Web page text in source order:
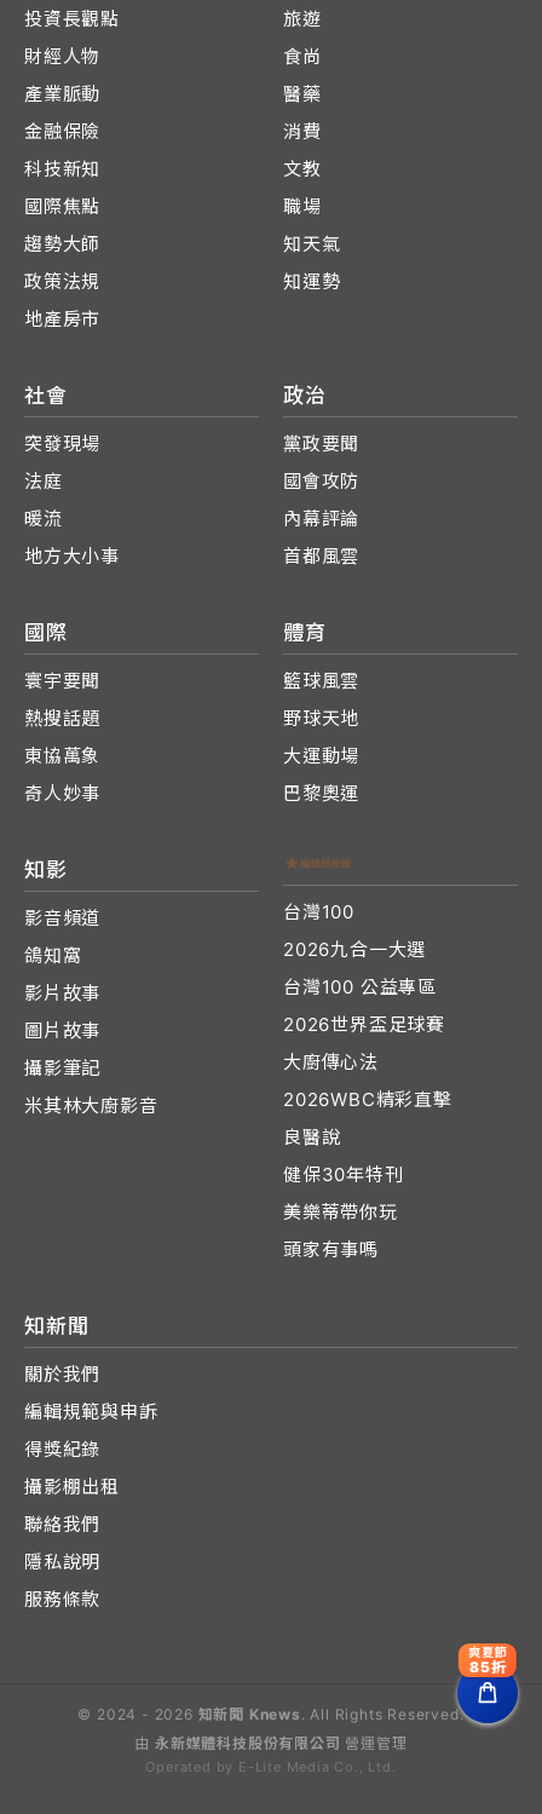
投資長觀點
財經人物
產業脈動
金融保險
科技新知
國際焦點
趨勢大師
政策法規
地產房市
旅遊
食尚
醫藥
消費
文教
職場
知天氣
知運勢
社會
突發現場
法庭
暖流
地方大小事
政治
黨政要聞
國會攻防
內幕評論
首都風雲
國際
寰宇要聞
熱搜話題
東協萬象
奇人妙事
體育
籃球風雲
野球天地
大運動場
巴黎奧運
知影
影音頻道
鴿知窩
影片故事
圖片故事
攝影筆記
米其林大廚影音
台灣100
2026九合一大選
台灣100 公益專區
2026世界盃足球賽
大廚傳心法
2026WBC精彩直擊
良醫說
健保30年特刊
美樂蒂帶你玩
頭家有事嗎
知新聞
關於我們
編輯規範與申訴
得獎紀錄
攝影棚出租
聯絡我們
隱私說明
服務條款
© 2024 - 2026 知新聞 Knews . All Rights Reserved.
由 永新媒體科技股份有限公司 營運管理
Operated by E-Lite Media Co., Ltd.
爽夏節
85折